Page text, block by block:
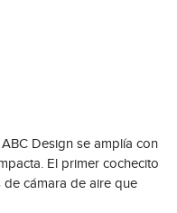
Design se amplía con
El primer cochecito
cámara de aire que